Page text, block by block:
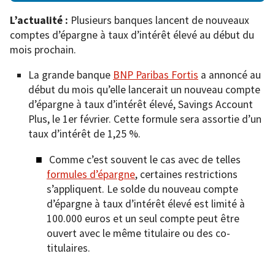
L’actualité : Plusieurs banques lancent de nouveaux
comptes d’épargne à taux d’intérêt élevé au début du
mois prochain.
La grande banque BNP Paribas Fortis a annoncé au
début du mois qu’elle lancerait un nouveau compte
d’épargne à taux d’intérêt élevé, Savings Account
Plus, le 1er février. Cette formule sera assortie d’un
taux d’intérêt de 1,25 %.
Comme c’est souvent le cas avec de telles
formules d’épargne, certaines restrictions
s’appliquent. Le solde du nouveau compte
d’épargne à taux d’intérêt élevé est limité à
100.000 euros et un seul compte peut être
ouvert avec le même titulaire ou des co-
titulaires.